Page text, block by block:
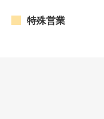
特殊営業